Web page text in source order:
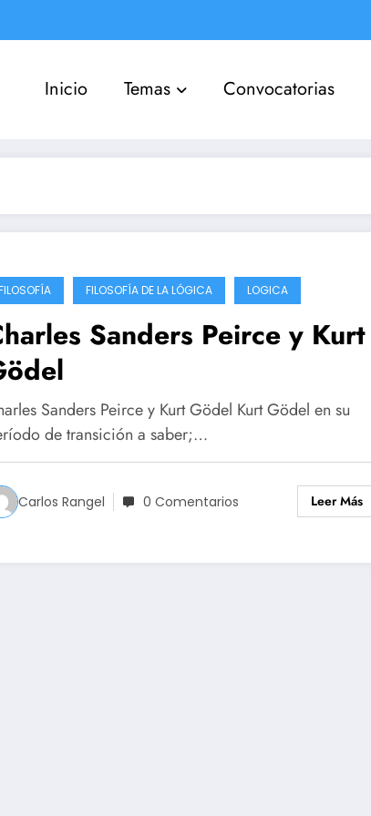
Inicio Temas Convocatorias
FILOSOFÍA DE LA LÓGICA LOGICA
Sanders Peirce y Kurt
Sanders Peirce y Kurt Gödel Kurt Gödel en su
de transición a saber;…
Carlos Rangel 0 Comentarios Leer Más